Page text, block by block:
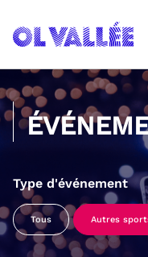
Type d'événement
Tous Autres